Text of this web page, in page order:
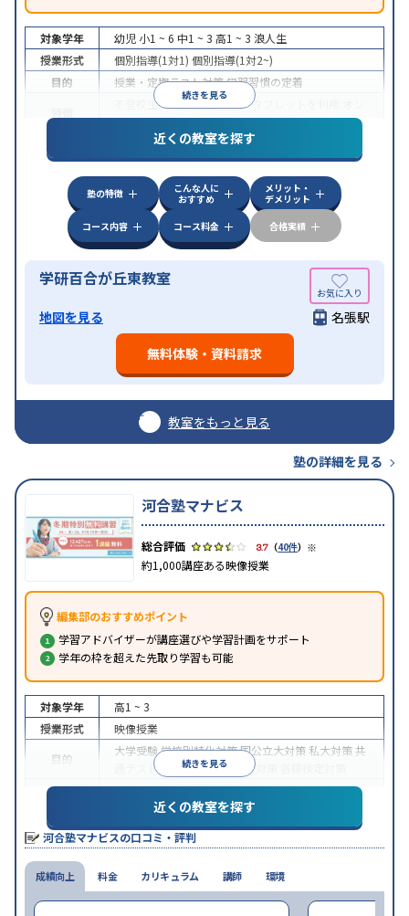
続きを見る
対象学年 幼児 小1 ~ 6 中1 ~ 3 高1 ~ 3 浪人生
授業形式
個別指導(1対1) 個別指導(1対2~)
目的
授業・定期テスト対策学習習慣の定着
不登校生に対応学習にPC・タブレットを利用
ライン対応
近くの教室を探す
塾の特徴
こんな人に
おすすめ
メリット・
デメリット
コース内容
コース料金 合格実績
学研百合が丘東教室
地図を見る
名張駅
無料体験・資料請求
教室をもっと見る
塾の詳細を見る
河合塾マナビス
3.7 （40件） ※
約1,000講座ある映像授業
編集部のおすすめポイント
学習アドバイザーが講座選びや学習計画をサポート
学年の枠を超えた先取り学習も可能
続きを見る
対象学年
高1 ~ 3
授業形式
映像授業
目的
大学受験学校別特化対策国公立大対策 私大対策共
通テスト対策
英検(英語検定)対策
中高一貫校生に対応学習にPC・タブレットを利用
1科目から受講可能季節講習のみの受講可
※2024年6月調査。大学受験塾・予備校のアンケート調査方法を参照
近くの教室を探す
河合塾マナビスの口コミ・評判
成績向上 料金 カリキュラム 講師 環境